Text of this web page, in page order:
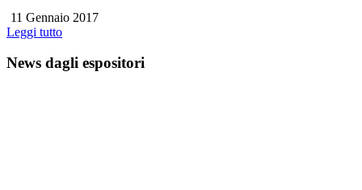
11 Gennaio 2017
Leggi tutto
News dagli espositori